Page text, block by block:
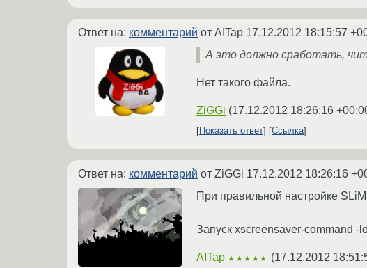
Ответ на: комментарий от AITap 17.12.2012 18:15:57
А это должно сработать,
Нет такого файла.
ZiGGi (17.12.2012 18:26:16
Показать ответ
Ссылка
Ответ на: комментарий от ZiGGi 17.12.2012 18:26:16
При правильной настройке
Запуск xscreensaver-command -
AITap ★★★★★ (17.12.2012